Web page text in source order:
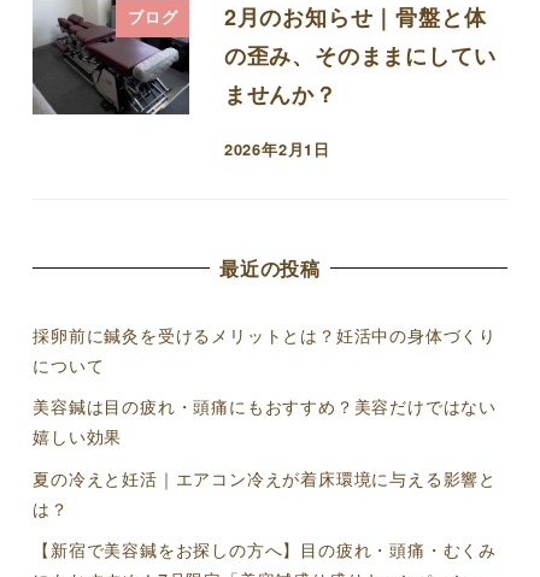
ブログ
2月のお知らせ｜骨盤と体
の歪み、そのままにしてい
ませんか？
投稿日
2026年2月1日
最近の投稿
採卵前に鍼灸を受けるメリットとは？妊活中の身体づくり
について
美容鍼は目の疲れ・頭痛にもおすすめ？美容だけではない
嬉しい効果
夏の冷えと妊活｜エアコン冷えが着床環境に与える影響と
は？
【新宿で美容鍼をお探しの方へ】目の疲れ・頭痛・むくみ